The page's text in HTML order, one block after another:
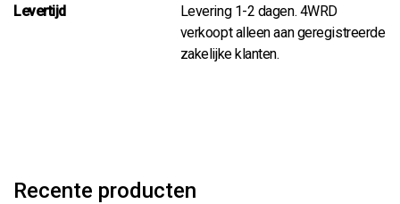
Levertijd
Levering 1-2 dagen. 4WRD
verkoopt alleen aan geregistreerde
zakelijke klanten.
Recente producten